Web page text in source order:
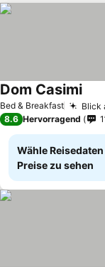
Bed & Breakfast Blick
Dom Casimi
8.6 Hervorragend
Wähle
Preise zu sehen